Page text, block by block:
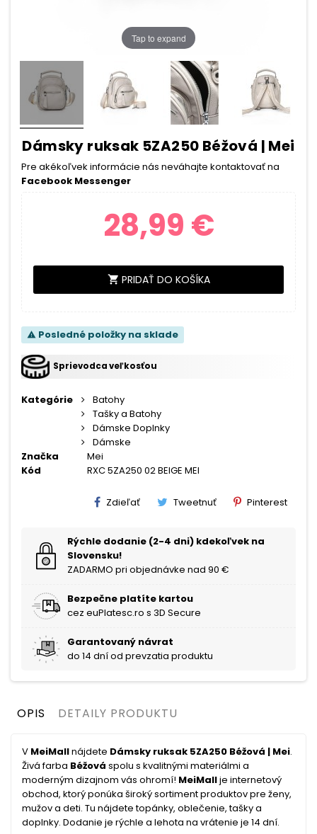
Tap to expand
Dámsky ruksak 5ZA250 Béžová | Mei
Pre akékoľvek informácie nás neváhajte kontaktovať na
Facebook Messenger
28,99 €
shopping_cart PRIDAŤ DO KOŠÍKA
warning Posledné položky na sklade
Sprievodca veľkosťou
Kategórie
Batohy
Tašky a Batohy
Dámske Doplnky
Dámske
Značka
Mei
Kód
RXC 5ZA250 02 BEIGE MEI
Zdieľať Tweetnuť Pinterest
Rýchle dodanie (2-4 dni) kdekoľvek na
Slovensku!
ZADARMO pri objednávke nad 90 €
Bezpečne platíte kartou
cez euPlatesc.ro s 3D Secure
Garantovaný návrat
do 14 dní od prevzatia produktu
OPIS DETAILY PRODUKTU
V MeiMallnájdete Dámsky ruksak 5ZA250 Béžová | Mei.
Živá farba Béžová spolu s kvalitnými materiálmi a
moderným dizajnom vás ohromí! MeiMallje internetový
obchod, ktorý ponúka široký sortiment produktov pre ženy,
mužov a deti. Tu nájdete topánky, oblečenie, tašky a
doplnky. Dodanie je rýchle a lehota na vrátenie je 14 dní.